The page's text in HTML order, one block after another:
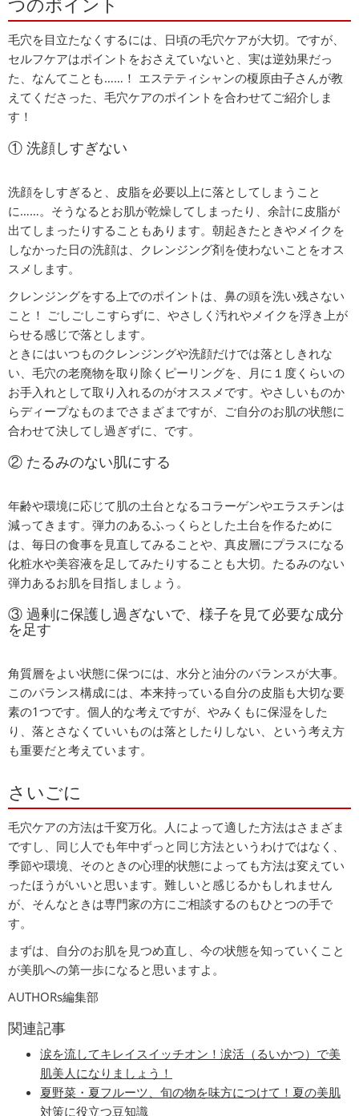
毛穴を目立たなくするには、日頃の毛穴ケアが大切。ですが、
セルフケアはポイントをおさえていないと、実は逆効果だっ
た、なんてことも……！ エステティシャンの榎原由子さんが教
えてくださった、毛穴ケアのポイントを合わせてご紹介しま
す！
① 洗顔しすぎない
洗顔をしすぎると、皮脂を必要以上に落としてしまうこと
に……。そうなるとお肌が乾燥してしまったり、余計に皮脂が
出てしまったりすることもあります。朝起きたときやメイクを
しなかった日の洗顔は、クレンジング剤を使わないことをオス
スメします。
クレンジングをする上でのポイントは、鼻の頭を洗い残さない
こと！ ごしごしこすらずに、やさしく汚れやメイクを浮き上が
らせる感じで落とします。
ときにはいつものクレンジングや洗顔だけでは落としきれな
い、毛穴の老廃物を取り除くピーリングを、月に１度くらいの
お手入れとして取り入れるのがオススメです。やさしいものか
らディープなものまでさまざまですが、ご自分のお肌の状態に
合わせて決してし過ぎずに、です。
② たるみのない肌にする
年齢や環境に応じて肌の土台となるコラーゲンやエラスチンは
減ってきます。弾力のあるふっくらとした土台を作るために
は、毎日の食事を見直してみることや、真皮層にプラスになる
化粧水や美容液を足してみたりすることも大切。たるみのない
弾力あるお肌を目指しましょう。
③ 過剰に保護し過ぎないで、様子を見て必要な成分
を足す
角質層をよい状態に保つには、水分と油分のバランスが大事。
このバランス構成には、本来持っている自分の皮脂も大切な要
素の1つです。個人的な考えですが、やみくもに保湿をした
り、落とさなくていいものは落としたりしない、という考え方
も重要だと考えています。
さいごに
毛穴ケアの方法は千変万化。人によって適した方法はさまざま
ですし、同じ人でも年中ずっと同じ方法というわけではなく、
季節や環境、そのときの心理的状態によっても方法は変えてい
ったほうがいいと思います。難しいと感じるかもしれません
が、そんなときは専門家の方にご相談するのもひとつの手で
す。
まずは、自分のお肌を見つめ直し、今の状態を知っていくこと
が美肌への第一歩になると思いますよ。
AUTHORs編集部
関連記事
涙を流してキレイスイッチオン！涙活（るいかつ）で美
肌美人になりましょう！
夏野菜・夏フルーツ、旬の物を味方につけて！夏の美肌
対策に役立つ豆知識